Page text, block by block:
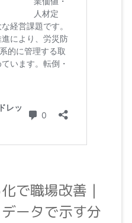
で職場改善｜
ータで示す分